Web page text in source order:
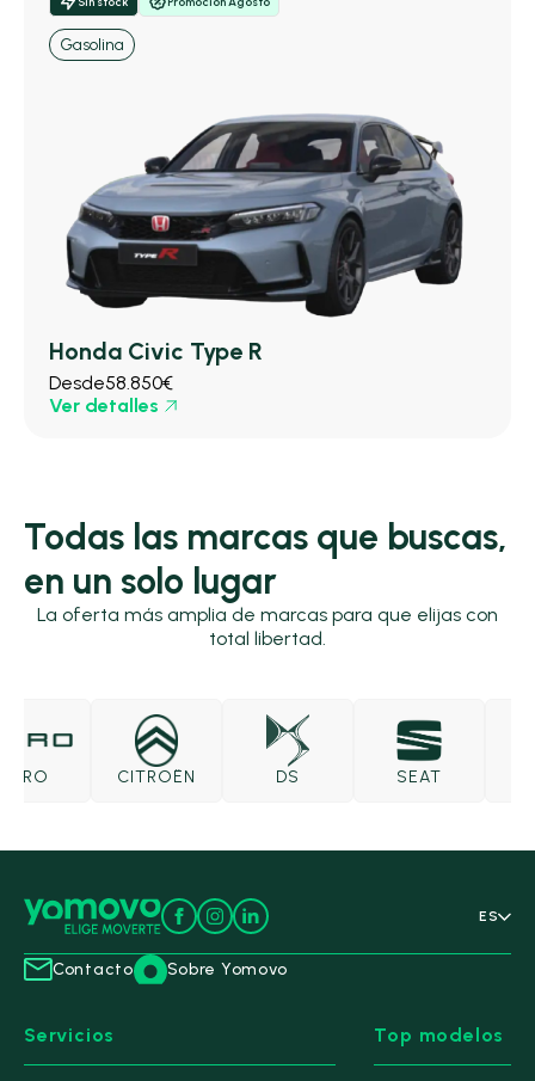
Gasolina
Honda Civic Type R
Desde58.850€
Ver detalles
Todas las marcas que buscas,
en un solo lugar
La oferta más amplia de marcas para que elijas con
total libertad.
CITROËN SEAT
ES
Contacto Sobre Yomovo
Servicios Top modelos